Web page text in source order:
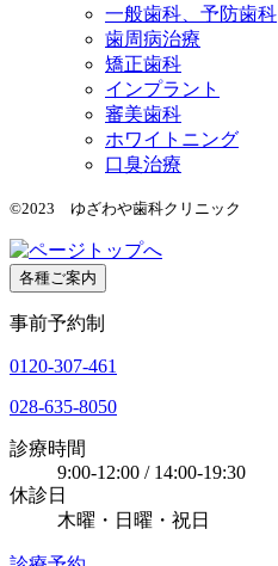
一般歯科、予防歯科
歯周病治療
矯正歯科
インプラント
審美歯科
ホワイトニング
口臭治療
©2023 ゆざわや歯科クリニック
各種ご案内
事前予約制
0120-307-461
028-635-8050
診療時間
9:00-12:00 / 14:00-19:30
休診日
木曜・日曜・祝日